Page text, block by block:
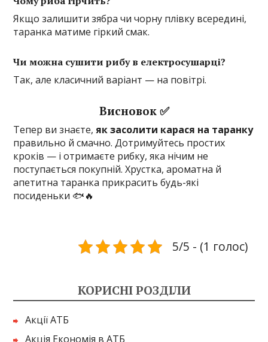
Якщо залишити зябра чи чорну плівку всередині,
таранка матиме гіркий смак.
Чи можна сушити рибу в електросушарці?
Так, але класичний варіант — на повітрі.
Висновок ✅
Тепер ви знаєте,як засолити карася на таранку
правильно й смачно. Дотримуйтесь простих
кроків — і отримаєте рибку, яка нічим не
поступається покупній. Хрустка, ароматна й
апетитна таранка прикрасить будь-які
посиденьки 🐟🔥
5/5 - (1 голос)
КОРИСНІ РОЗДІЛИ
Акції АТБ
Акція Економія в АТБ